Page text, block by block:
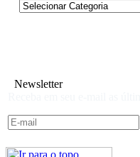
Newsletter